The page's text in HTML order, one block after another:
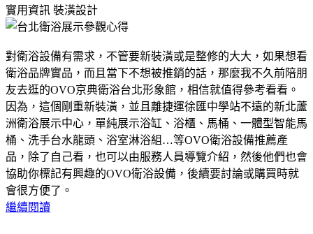
實用資訊 裝潢設計
對衛浴設備有需求，不管要新裝潢或是整修的大大，如果想看
衛浴品牌實品，而且當下不想被推銷的話，那麼我不久前陪朋
友去逛的OVO京典衛浴台北形象館，相信就值得參考看看。
因為，這個剛重新裝潢，並且離捷運徐匯中學站不遠的新北蘆
洲衛浴展示中心，單純展示浴缸、浴櫃、馬桶、一體型智能馬
桶、洗手台水龍頭、浴室淋浴組…等OVO衛浴設備推薦產
品，除了自己看，也可以由服務人員導覽介紹，然後他們也會
協助你標記有興趣的OVO衛浴設備，後續要討論或購買時就
會很方便了。
繼續閱讀